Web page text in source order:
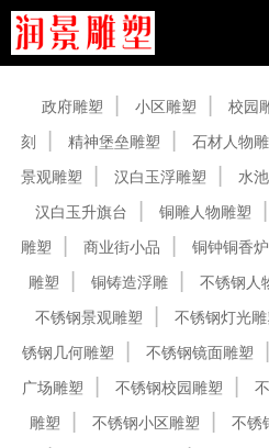
政府雕塑 小区雕塑 校园
刻
精神堡垒雕塑 石材人物
景观雕塑
汉白玉浮雕塑 水
汉白玉升旗台
铜雕人物雕塑
雕塑
商业街小品 铜钟铜香炉
雕塑
铜铸造浮雕 不锈钢人
不锈钢景观雕塑
不锈钢灯光雕
锈钢几何雕塑
不锈钢镜面雕塑
广场雕塑
不锈钢校园雕塑
雕塑
不锈钢小区雕塑 不锈